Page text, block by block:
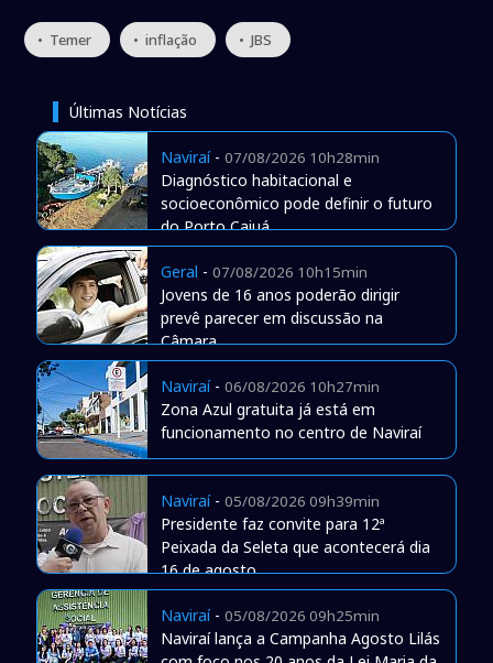
• Temer • inflação • JBS
Últimas Notícias
Naviraí- 07/08/2026 10h28min
Diagnóstico habitacional e
socioeconômico pode definir o futuro
do Porto Caiuá
Geral - 07/08/2026 10h15min
Jovens de 16 anos poderão dirigir
prevê parecer em discussão na
Câmara
Naviraí- 06/08/2026 10h27min
Zona Azul gratuita já está em
funcionamento no centro de Naviraí
Naviraí- 05/08/2026 09h39min
Presidente faz convite para 12ª
Peixada da Seleta que acontecerá dia
16 de agosto
Naviraí- 05/08/2026 09h25min
Naviraí lança a Campanha Agosto Lilás